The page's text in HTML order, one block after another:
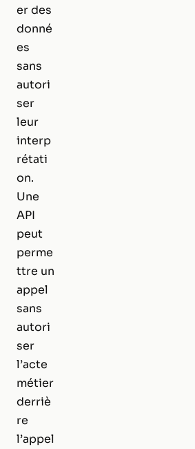
er des
donné
es
sans
autori
ser
leur
interp
rétati
on.
Une
API
peut
perme
ttre un
appel
sans
autori
ser
l’acte
métier
derriè
re
l’appel